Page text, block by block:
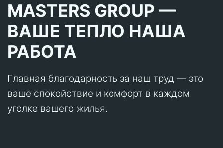
MASTERS GROUP —
ВАШЕ ТЕПЛО НАША
РАБОТА
Главная благодарность за наш труд — это
ваше спокойствие и комфорт в каждом
уголке вашего жилья.